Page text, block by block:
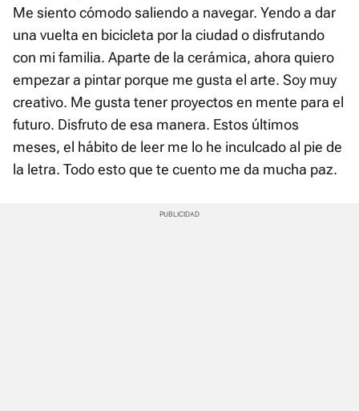
Me siento cómodo saliendo a navegar. Yendo a dar
una vuelta en bicicleta por la ciudad o disfrutando
con mi familia. Aparte de la cerámica, ahora quiero
empezar a pintar porque me gusta el arte. Soy muy
creativo. Me gusta tener proyectos en mente para el
futuro. Disfruto de esa manera. Estos últimos
meses, el hábito de leer me lo he inculcado al pie de
la letra. Todo esto que te cuento me da mucha paz.